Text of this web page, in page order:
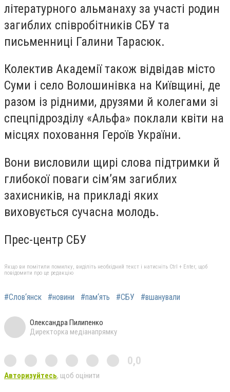
літературного альманаху за участі родин
загиблих співробітників СБУ та
письменниці Галини Тарасюк.
Колектив Академії також відвідав місто
Суми і село Волошинівка на Київщині, де
разом із рідними, друзями й колегами зі
спецпідрозділу «Альфа» поклали квіти на
місцях поховання Героїв України.
Вони висловили щирі слова підтримки й
глибокої поваги сім’ям загиблих
захисників, на прикладі яких
виховується сучасна молодь.
Прес-центр СБУ
Якщо ви помітили помилку, виділіть необхідний текст і натисніть Ctrl + Enter, щоб
повідомити про це редакцію
#Слов‘янск #новини #пам‘ять #СБУ #вшанували
Олександра Пилипенко
Директорка медіанапрямку
0,0
Авторизуйтесь, щоб оцінити